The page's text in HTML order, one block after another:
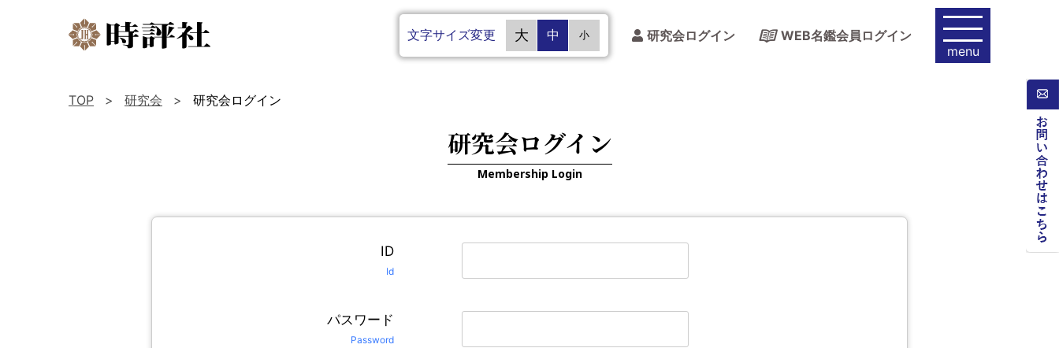
文字サイズ変更 大 中 小 研究会ログイン
WEB名鑑会員ログイン
menu
TOP 研究会 研究会ログイン
研究会ログイン
Membership Login
ID
Id
パスワード
Password